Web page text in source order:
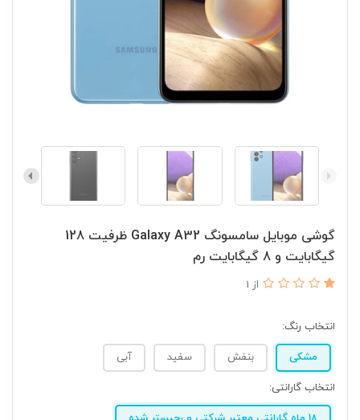
گوشی موبایل سامسونگ Galaxy A32 ظرفیت 128
گیگابایت و 8 گیگابایت رم
از 1
انتخاب رنگ:
مشکی بنفش سفید آبی
انتخاب گارانتی: